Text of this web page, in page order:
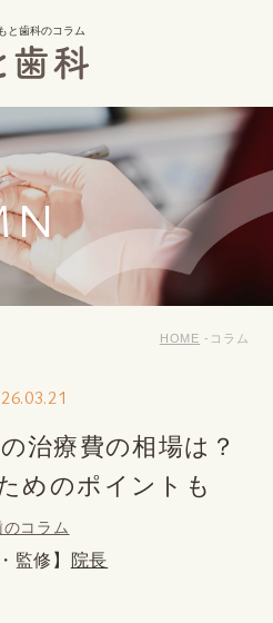
と歯科のコラム
HOME コラム
治療費の相場は？
めのポイントも
のコラム
監修】 院長